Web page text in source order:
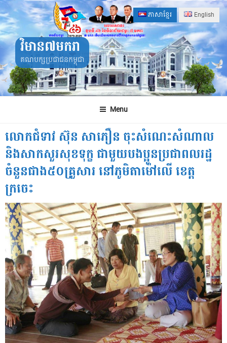
Skip
to
content
ភាសាខ្មែរ English
វិមាន៧មករា
គណបក្សប្រជាជនកម្ពុជា
Menu
លោកជំទាវ ស៊ុន សាភឿន ចុះសំណេះសំណាល
និងសាកសួរសុខទុក្ខ ជាមួយបងប្អូនប្រជាពលរដ្ឋ
ចំនួនជាង៥០គ្រួសារ នៅភូមិតាម៉ៅលើ ខេត្ត
ក្រចេះ